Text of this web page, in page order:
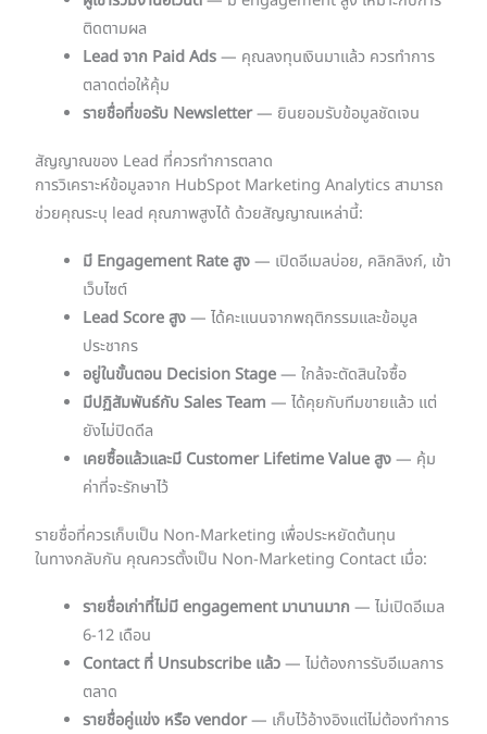
ติดตามผล
Lead จาก Paid Ads— คุณลงทุนเงินมาแล้ว ควรทำการ
ตลาดต่อให้คุ้ม
รายชื่อที่ขอรับ Newsletter— ยินยอมรับข้อมูลชัดเจน
สัญญาณของ Lead ที่ควรทำการตลาด
การวิเคราะห์ข้อมูลจาก HubSpot Marketing Analytics สามารถ
ช่วยคุณระบุ lead คุณภาพสูงได้ ด้วยสัญญาณเหล่านี้:
มี Engagement Rate สูง— เปิดอีเมลบ่อย, คลิกลิงก์, เข้า
เว็บไซต์
Lead Score สูง— ได้คะแนนจากพฤติกรรมและข้อมูล
ประชากร
อยู่ในขั้นตอน Decision Stage— ใกล้จะตัดสินใจซื้อ
มีปฏิสัมพันธ์กับ Sales Team — ได้คุยกับทีมขายแล้ว แต่
ยังไม่ปิดดีล
เคยซื้อแล้วและมี Customer Lifetime Value สูง— คุ้ม
ค่าที่จะรักษาไว้
รายชื่อที่ควรเก็บเป็น Non-Marketing เพื่อประหยัดต้นทุน
ในทางกลับกัน คุณควรตั้งเป็น Non-Marketing Contact เมื่อ:
รายชื่อเก่าที่ไม่มี engagement มานานมาก — ไม่เปิดอีเมล
6-12 เดือน
Contact ที่ Unsubscribe แล้ว— ไม่ต้องการรับอีเมลการ
ตลาด
รายชื่อคู่แข่ง หรือ vendor— เก็บไว้อ้างอิงแต่ไม่ต้องทำการ